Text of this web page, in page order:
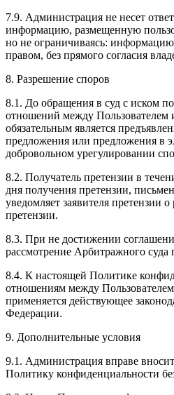
7.9. Администрация не несет
информацию, размещенную
но не ограничиваясь:
правом, без прямого согласия
8. Разрешение споров
8.1. До обращения в суд с иском
отношений между Пользователем
обязательным является
предложения или предложения в
добровольном урегулировании
8.2. Получатель претензии в
дня получения претензии,
уведомляет заявителя претензии о
претензии.
8.3. При не достижении
рассмотрение Арбитражного
8.4. К настоящей Политике
отношениям между
применяется действующее
Федерации.
9. Дополнительные условия
9.1. Администрация вправе
Политику конфиденциальности